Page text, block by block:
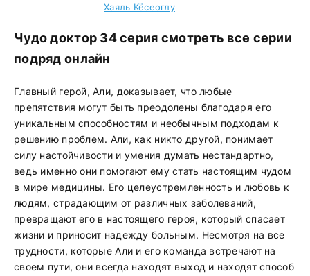
Хаяль Кёсеоглу
Чудо доктор 34 серия смотреть все серии
подряд онлайн
Главный герой, Али, доказывает, что любые
препятствия могут быть преодолены благодаря его
уникальным способностям и необычным подходам к
решению проблем. Али, как никто другой, понимает
силу настойчивости и умения думать нестандартно,
ведь именно они помогают ему стать настоящим чудом
в мире медицины. Его целеустремленность и любовь к
людям, страдающим от различных заболеваний,
превращают его в настоящего героя, который спасает
жизни и приносит надежду больным. Несмотря на все
трудности, которые Али и его команда встречают на
своем пути, они всегда находят выход и находят способ